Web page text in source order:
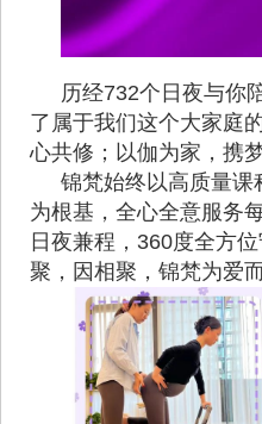
历经732个日夜与你
了属于我们这个大家庭
心共修；以伽为家，携梦
锦梵始终以高质量课
为根基，全心全意服务
日夜兼程，360度全方
聚，因相聚，锦梵为爱而